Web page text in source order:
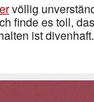
völlig
finde es toll,
ist